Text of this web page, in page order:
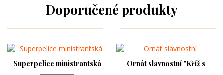
Doporučené produkty
Superpelice ministrantská
Ornát slavnostní "Kříž s